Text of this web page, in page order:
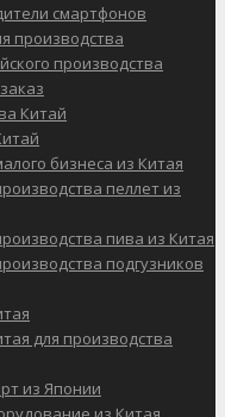
смартфонов
производства
производства
Китай
бизнеса из Китая
пеллет из
пива из Китая
подгузников
для производства
из Японии